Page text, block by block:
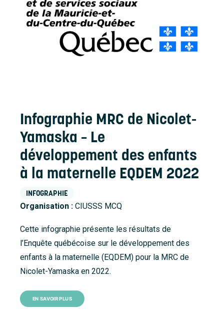
Étudier
au Centre-du-Québec
Outils
Nous joindre
Infographie MRC de Nicolet-
Yamaska – Le
développement des enfants
à la maternelle EQDEM 2022
INFOGRAPHIE
Organisation : CIUSSS MCQ
Cette infographie présente les résultats de
l’Enquête québécoise sur le développement des
enfants à la maternelle (EQDEM) pour la MRC de
Nicolet-Yamaska en 2022.
EN SAVOIR PLUS